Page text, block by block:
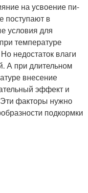
на усвоение пи­
поступают в
условия для
температуре
недостаток влаги
А при длительном
внесение
эффект и
факторы нужно
подкормки